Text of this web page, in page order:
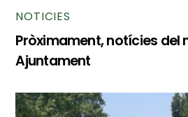
NOTICIES
Pròximament, notícies del
Ajuntament